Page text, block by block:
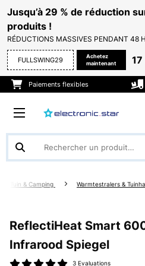
Jusqu’à 29 % de réduction
produits !
RÉDUCTIONS MASSIVES PENDANT 48
FULLSWING29
Achetez
maintenant
17
Paiements flexibles
Tuin & Camping Warmtestralers &
ReflectiHeat Smart
Infrarood Spiegel
3 Evaluations